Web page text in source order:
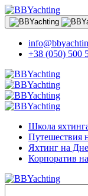
+38 (050) 500
Школа
Путешествия
Яхтинг на
Корпоратив